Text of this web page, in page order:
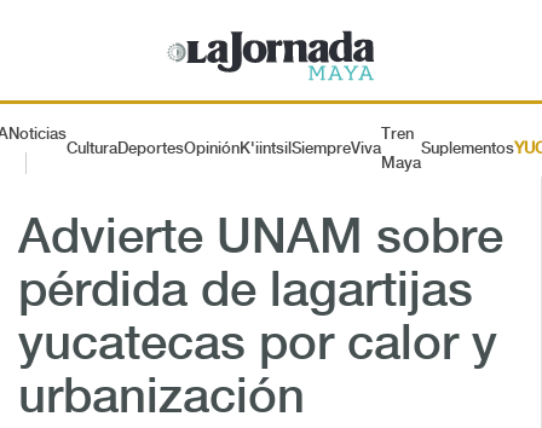
Noticias
CulturaDeportesOpiniónK'iintsil SiempreViva
Tren
Maya
Suplementos
Advierte UNAM sobre
pérdida de lagartijas
yucatecas por calor y
urbanización